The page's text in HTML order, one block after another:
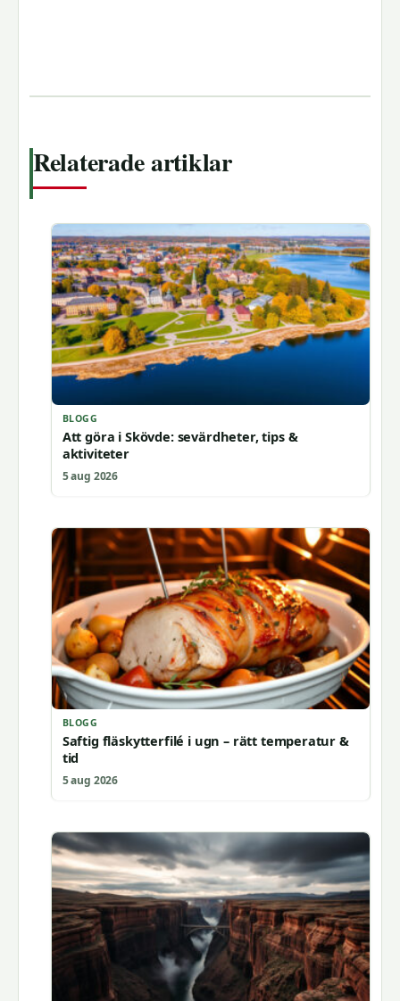
Relaterade artiklar
BLOGG
Att göra i Skövde: sevärdheter, tips &
aktiviteter
5 aug 2026
BLOGG
Saftig fläskytterfilé i ugn – rätt temperatur &
tid
5 aug 2026